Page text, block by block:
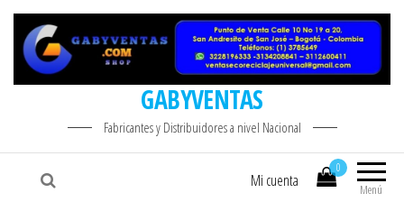
GABYVENTAS
Fabricantes y Distribuidores a nivel Nacional
Menú
0
Mi cuenta